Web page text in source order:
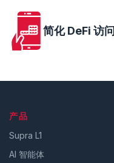
简化 DeFi 访问
产品
Supra L1
AI 智能体